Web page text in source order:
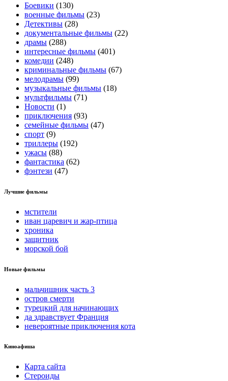
Боевики (130)
военные фильмы (23)
Детективы (28)
документальные фильмы (22)
драмы (288)
интересные фильмы (401)
комедии (248)
криминальные фильмы (67)
мелодрамы (99)
музыкальные фильмы (18)
мультфильмы (71)
Новости (1)
приключения (93)
семейные фильмы (47)
спорт (9)
триллеры (192)
ужасы (88)
фантастика (62)
фэнтези (47)
Лучшие фильмы
мстители
иван царевич и жар-птица
хроника
защитник
морской бой
Новые фильмы
мальчишник часть 3
остров смерти
турецкий для начинающих
да здравствует Франция
невероятные приключения кота
Киноафиша
Карта сайта
Стероиды